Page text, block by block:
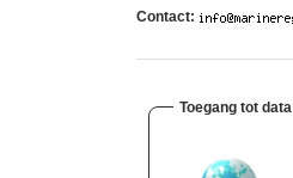
Contact:
Toegang tot data